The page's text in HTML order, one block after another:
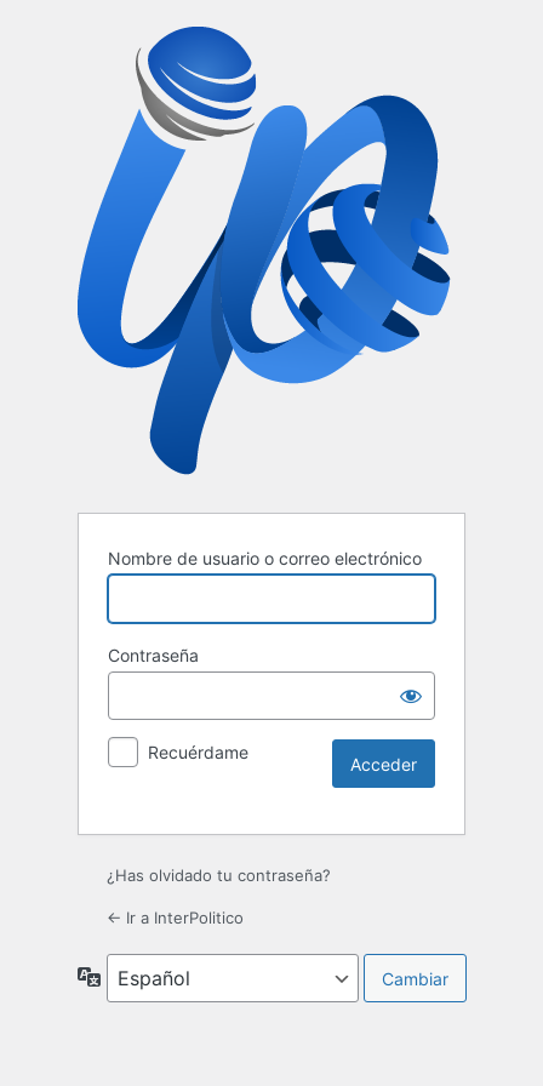
Nombre de usuario o correo electrónico
Contraseña
Recuérdame
¿Has olvidado tu contraseña?
← Ir a InterPolitico
Idioma